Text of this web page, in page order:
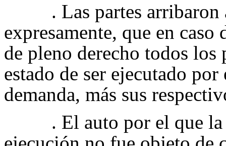
. Las partes
expresamente, que en
de pleno derecho todos
estado de ser ejecutado
demanda, más sus
. El auto por el que